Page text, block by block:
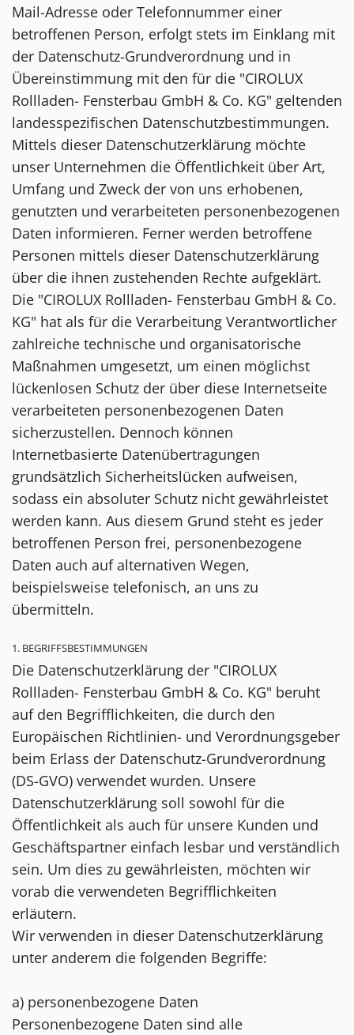
Mail-Adresse oder Telefonnummer einer
betroffenen Person, erfolgt stets im Einklang mit
der Datenschutz-Grundverordnung und in
Übereinstimmung mit den für die "CIROLUX
Rollladen- Fensterbau GmbH & Co. KG" geltenden
landesspezifischen Datenschutzbestimmungen.
Mittels dieser Datenschutzerklärung möchte
unser Unternehmen die Öffentlichkeit über Art,
Umfang und Zweck der von uns erhobenen,
genutzten und verarbeiteten personenbezogenen
Daten informieren. Ferner werden betroffene
Personen mittels dieser Datenschutzerklärung
über die ihnen zustehenden Rechte aufgeklärt.
Die "CIROLUX Rollladen- Fensterbau GmbH & Co.
KG" hat als für die Verarbeitung Verantwortlicher
zahlreiche technische und organisatorische
Maßnahmen umgesetzt, um einen möglichst
lückenlosen Schutz der über diese Internetseite
verarbeiteten personenbezogenen Daten
sicherzustellen. Dennoch können
Internetbasierte Datenübertragungen
grundsätzlich Sicherheitslücken aufweisen,
sodass ein absoluter Schutz nicht gewährleistet
werden kann. Aus diesem Grund steht es jeder
betroffenen Person frei, personenbezogene
Daten auch auf alternativen Wegen,
beispielsweise telefonisch, an uns zu
übermitteln.
1. BEGRIFFSBESTIMMUNGEN
Die Datenschutzerklärung der "CIROLUX
Rollladen- Fensterbau GmbH & Co. KG" beruht
auf den Begrifflichkeiten, die durch den
Europäischen Richtlinien- und Verordnungsgeber
beim Erlass der Datenschutz-Grundverordnung
(DS-GVO) verwendet wurden. Unsere
Datenschutzerklärung soll sowohl für die
Öffentlichkeit als auch für unsere Kunden und
Geschäftspartner einfach lesbar und verständlich
sein. Um dies zu gewährleisten, möchten wir
vorab die verwendeten Begrifflichkeiten
erläutern.
Wir verwenden in dieser Datenschutzerklärung
unter anderem die folgenden Begriffe:
a) personenbezogene Daten
Personenbezogene Daten sind alle